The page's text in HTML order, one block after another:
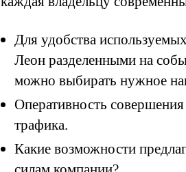
Для удобства
Леон разделенными на
можно выбирать нужное
Оперативность
трафика.
Какие возможности